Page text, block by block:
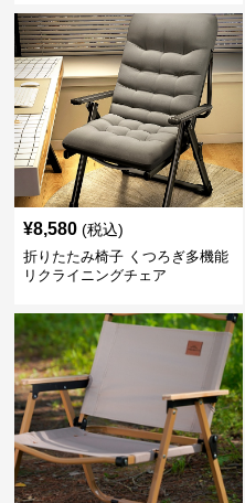
¥8,580 (税込)
折りたたみ椅子 くつろぎ多機能
リクライニングチェア